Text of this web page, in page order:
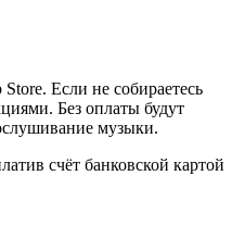
Если не собираетесь
Без оплаты будут
музыки.
счёт банковской картой